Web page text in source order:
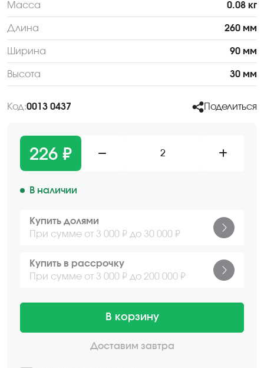
Масса 0.08 кг
Длина 260 мм
Ширина 90 мм
Высота 30 мм
Код:0013 0437 Поделиться
226 ₽ 2
В наличии
Купить долями
При сумме от 3 000 ₽ до 30 000 ₽
Купить в рассрочку
При сумме от 3 000 ₽ до 200 000 ₽
В корзину
Доставим завтра